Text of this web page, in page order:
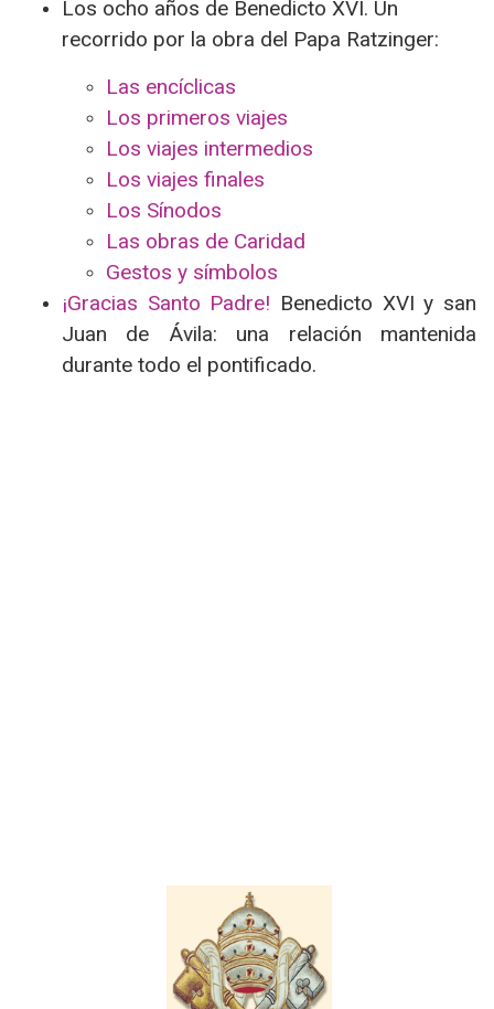
Los ocho años de Benedicto XVI. Un
recorrido por la obra del Papa Ratzinger:
Las encíclicas
Los primeros viajes
Los viajes intermedios
Los viajes finales
Los Sínodos
Las obras de Caridad
Gestos y símbolos
¡Gracias Santo Padre! Benedicto XVI y san
Juan de Ávila: una relación mantenida
durante todo el pontificado.